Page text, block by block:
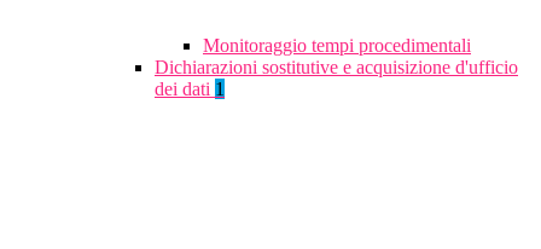
Monitoraggio tempi procedimentali
Dichiarazioni sostitutive e acquisizione d'ufficio
dei dati 1